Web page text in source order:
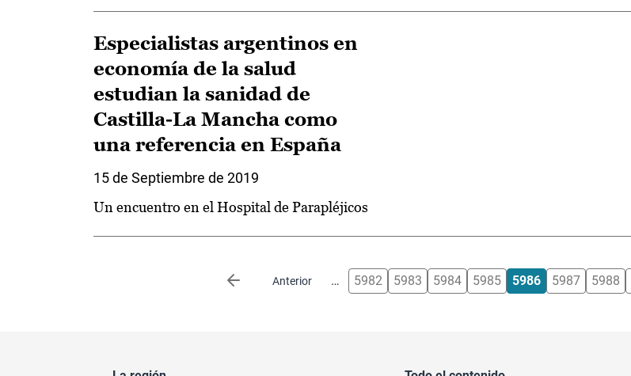
Especialistas argentinos en
economía de la salud
estudian la sanidad de
Castilla-La Mancha como
una referencia en España
15 de Septiembre de 2019
Un encuentro en el Hospital de Parapléjicos
Anterior
Página anterior … 5982 5983 5984 5985 5986 5987 5988